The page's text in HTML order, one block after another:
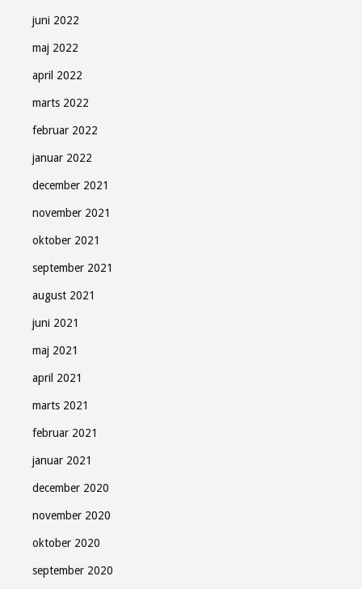
juni 2022
maj 2022
april 2022
marts 2022
februar 2022
januar 2022
december 2021
november 2021
oktober 2021
september 2021
august 2021
juni 2021
maj 2021
april 2021
marts 2021
februar 2021
januar 2021
december 2020
november 2020
oktober 2020
september 2020